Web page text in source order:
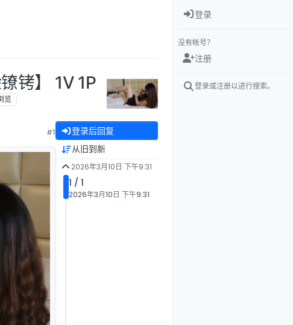
铐】 1V 1P
览
#1 登录后回复
从旧到新
2026年3月10日 下午9:31
1 / 1
2026年3月10日 下午9:31
登录
没有帐号？
注册
登录或注册以进行搜索。